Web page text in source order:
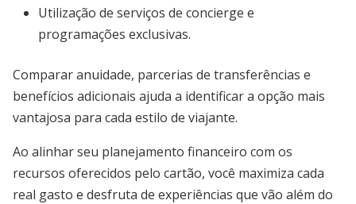
Utilização de serviços de concierge e
programações exclusivas.
Comparar anuidade, parcerias de transferências e
benefícios adicionais ajuda a identificar a opção mais
vantajosa para cada estilo de viajante.
Ao alinhar seu planejamento financeiro com os
recursos oferecidos pelo cartão, você maximiza cada
real gasto e desfruta de experiências que vão além do